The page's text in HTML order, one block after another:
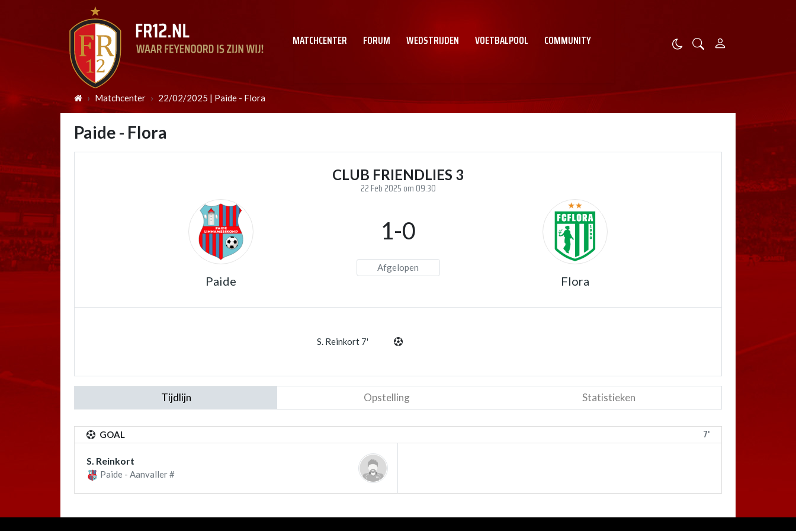
MATCHCENTER FORUM WEDSTRIJDEN VOETBALPOOL COMMUNITY
Matchcenter 22/02/2025 | Paide - Flora
Paide - Flora
CLUB FRIENDLIES 3
22 Feb 2025 om 09:30
Paide
1-0
Afgelopen
Flora
S. Reinkort 7'
Tijdlijn Opstelling Statistieken
GOAL 7'
S. Reinkort
Paide - Aanvaller #